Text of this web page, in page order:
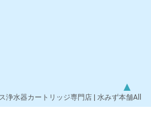
水器カートリッジ専門店 | 水みず本舗All
▲